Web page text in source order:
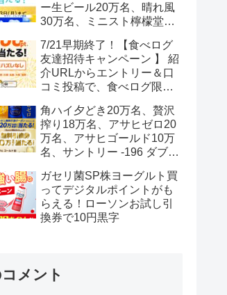
ー生ビール20万名、晴れ風
30万名、ミニスト檸檬堂2
ボール12.3万名
7/21早期終了！【食べログ
友達招待キャンペーン 】 紹
介URLからエントリー＆口
コミ投稿で、食べログ限定
トがもらえる
角ハイ夕どき20万名、贅沢
搾り18万名、アサヒゼロ20
万名、アサヒゴールド10万
名、サントリー -196 ダブル
ガセリ菌SP株ヨーグルト買
ってデジタルポイントがも
らえる！ローソンお試し引
換券で10円黒字
メント